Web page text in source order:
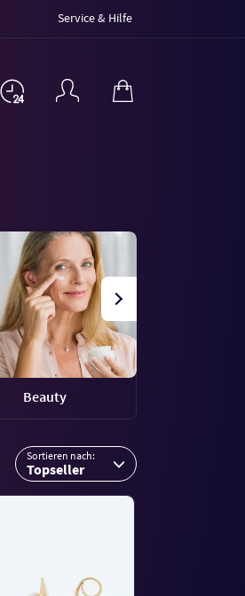
Service & Hilfe
Beauty
Sortieren nach:
Topseller